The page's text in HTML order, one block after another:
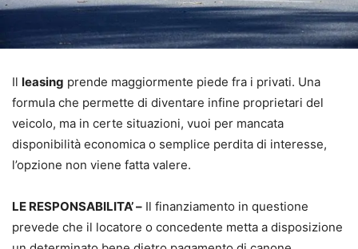
Il leasing prende maggiormente piede fra i privati. Una
formula che permette di diventare infine proprietari del
veicolo, ma in certe situazioni, vuoi per mancata
disponibilità economica o semplice perdita di interesse,
l’opzione non viene fatta valere.
LE RESPONSABILITA’ – Il finanziamento in questione
prevede che il locatore o concedente metta a disposizione